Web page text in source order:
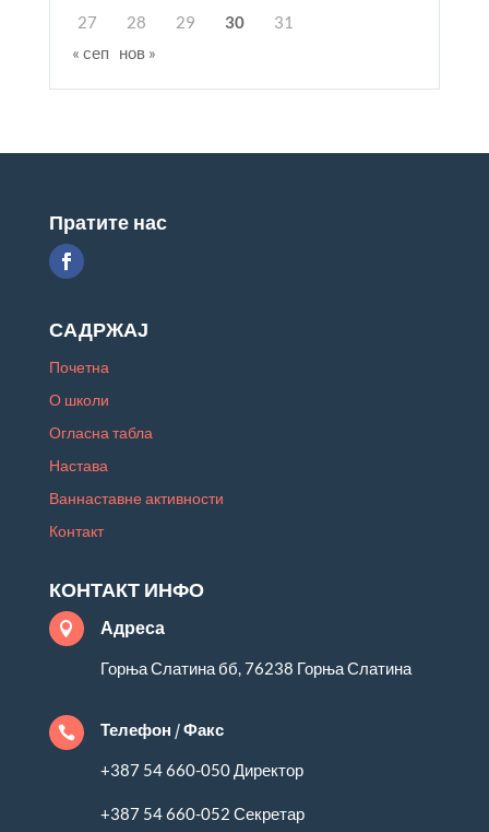
27
28 29 30
31
« сеп
нов »
Пратите нас
САДРЖАЈ
Почетна
О школи
Огласна табла
Настава
Ваннаставне активности
Контакт
КОНТАКТ ИНФО
 Адреса
Горња Слатина бб, 76238 Горња Слатина
 Телефон / Факс
+387 54 660-050 Директор
+387 54 660-052 Секретар